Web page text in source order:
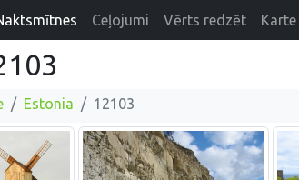
Ceļojumi Vērts redzēt Karte
Estonia 12103